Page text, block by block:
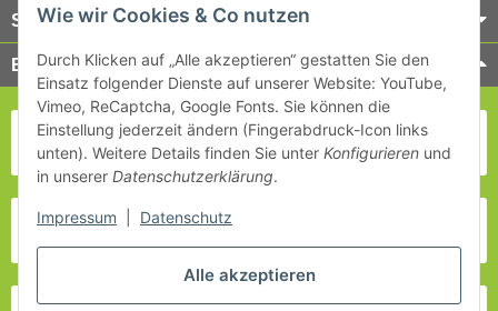
Service
Bezahlung & Versand
Alle akzeptieren
Wie wir Cookies & Co nutzen
Durch Klicken auf „Alle akzeptieren“ gestatten Sie den
Einsatz folgender Dienste auf unserer Website: YouTube,
Vimeo, ReCaptcha, Google Fonts. Sie können die
Einstellung jederzeit ändern (Fingerabdruck-Icon links
unten). Weitere Details finden Sie unter Konfigurieren und
in unserer Datenschutzerklärung.
Impressum Datenschutz